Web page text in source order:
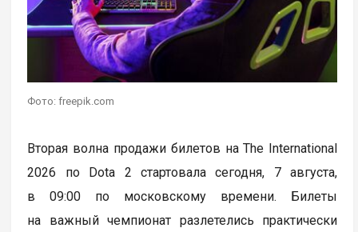
Фото: freepik.com
Вторая волна продажи билетов на The International
2026 по Dota 2 стартовала сегодня, 7 августа,
в 09:00 по московскому времени. Билеты
на важный чемпионат разлетелись практически